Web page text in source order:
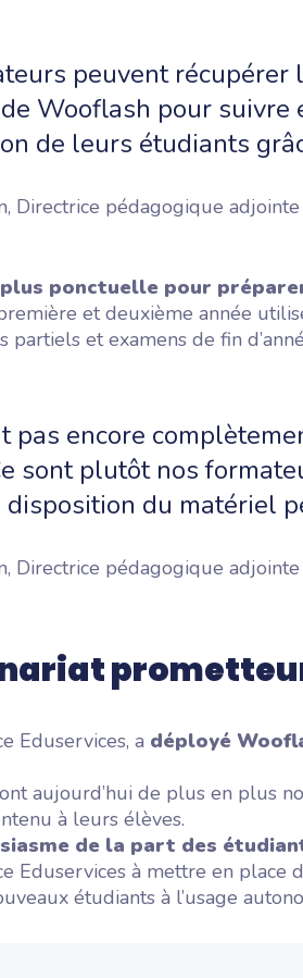
peuvent récupérer
Wooflash pour suivre
de leurs étudiants
Directrice pédagogique
ponctuelle pour
et deuxième année
partiels et examens de fin
pas encore
sont plutôt nos
disposition du matériel
Directrice pédagogique
Eduservices, a déployé
aujourd’hui de plus en plus
à leurs élèves.
de la part des
Eduservices à mettre en place
étudiants à l’usage